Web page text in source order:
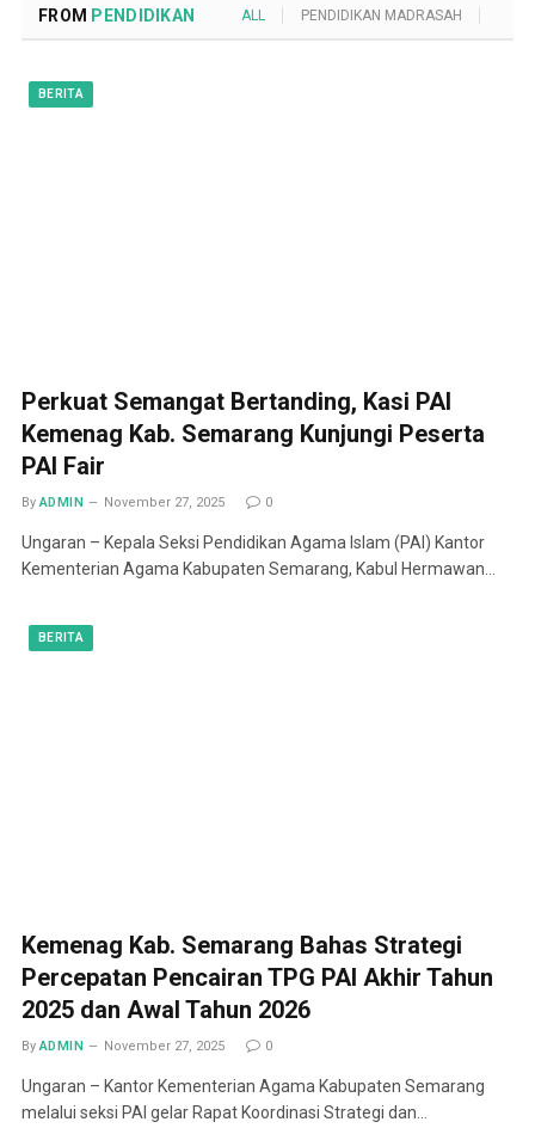
FROM PENDIDIKAN ALL PENDIDIKAN MADRASAH
BERITA
Perkuat Semangat Bertanding, Kasi PAI
Kemenag Kab. Semarang Kunjungi Peserta
PAI Fair
By ADMIN November 27, 2025 0
Ungaran – Kepala Seksi Pendidikan Agama Islam (PAI) Kantor
Kementerian Agama Kabupaten Semarang, Kabul Hermawan…
BERITA
Kemenag Kab. Semarang Bahas Strategi
Percepatan Pencairan TPG PAI Akhir Tahun
2025 dan Awal Tahun 2026
By ADMIN November 27, 2025 0
Ungaran – Kantor Kementerian Agama Kabupaten Semarang
melalui seksi PAI gelar Rapat Koordinasi Strategi dan…